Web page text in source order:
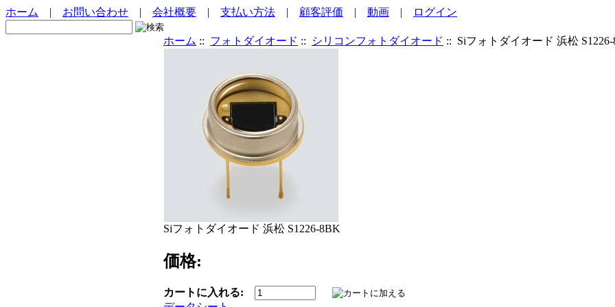
ホーム | お問い合わせ | 会社概要 | 支払い方法 | 顧客評価 | 動画 | ログイン
ホーム :: フォトダイオード :: シリコンフォトダイオード :: Siフォトダイオード 浜松
Siフォトダイオード 浜松 S1226-8BK
価格:
カートに入れる: